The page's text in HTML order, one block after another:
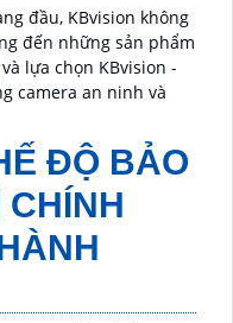
đầu, KBvision không
đến những sản phẩm
lựa chọn KBvision -
camera an ninh và
ĐỘ BẢO